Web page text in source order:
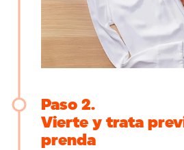
Paso 2
Vierte y trata
prenda